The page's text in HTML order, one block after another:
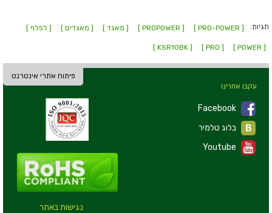
תגיות: [ PRO-POWER ]
[ PROPOWER ] [ מאגד ] [ מאגדים ] [ לפלף ]
[ POWER ]
[ PRO ]
[ KSR10BK ]
פיתוח אתרי אינטרנט
נגישות באתר
עקבו אחרינו
Facebook
Youtube